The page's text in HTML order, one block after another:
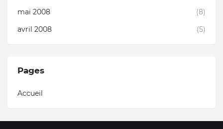
mai 2008
(8)
avril 2008
(5)
Pages
Accueil